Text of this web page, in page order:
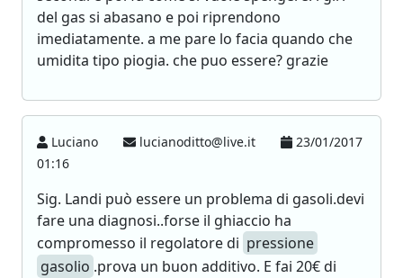
del gas si abasano e poi riprendono
imediatamente. a me pare lo facia quando che
umidita tipo piogia. che puo essere? grazie
Luciano lucianoditto@live.it
23/01/2017
01:16
Sig. Landi può essere un problema di gasoli.devi
fare una diagnosi..forse il ghiaccio ha
compromesso il regolatore di pressione
gasolio .prova un buon additivo. E fai 20€ di